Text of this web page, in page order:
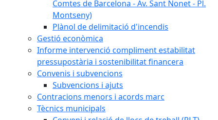
Comtes de Barcelona - Av. Sant Nonet - Pl.
Montseny)
Plànol de delimitació d'incendis
Gestió econòmica
Informe intervenció compliment estabilitat
pressupostària i sostenibilitat financera
Convenis i subvencions
Subvencions i ajuts
Contracions menors i acords marc
Tècnics municipals